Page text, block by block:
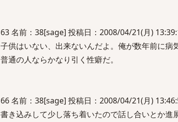
63 名前：38[sage] 投稿日：2008/04/21(月)
子供はいない、出来ないんだよ。俺が数年前に病
普通の人ならかなり引く性癖だ。
66 名前：38[sage] 投稿日：2008/04/21(月)
書き込みして少し落ち着いたので話し合いとか進